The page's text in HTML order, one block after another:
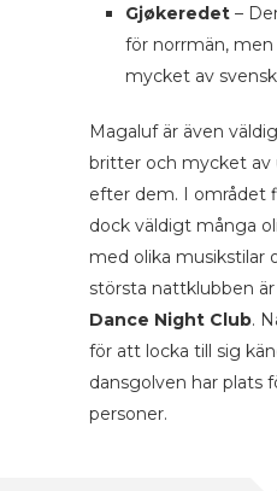
Gjøkeredet –
för norrmän, men
mycket av
Magaluf är även
britter och mycket av
efter dem. I området
dock väldigt många
med olika musikstilar
största nattklubben är
Dance Night Club.
för att locka till sig
dansgolven har plats
personer.